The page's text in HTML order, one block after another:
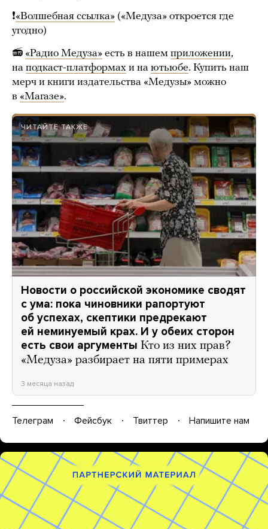
❗️«Bолшебная ссылка» («Медуза» откроется где
угодно)
📻 «Радио Медуза» есть в нашем приложении,
на подкаст-платформах и на ютьюбе. Купить наш
мерч и книги издательства «Медузы» можно
в «Магазе».
ЧИТАЙТЕ ТАКЖЕ
Новости о российской экономике сводят
с ума: пока чиновники рапортуют
об успехах, скептики предрекают
ей неминуемый крах. И у обеих сторон
есть свои аргументы Кто из них прав?
«Медуза» разбирает на пяти примерах
3 месяца назад
Телеграм Фейсбук Твиттер Напишите нам